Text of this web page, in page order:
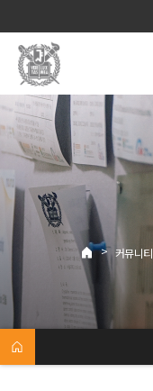
메뉴
> 커뮤니티